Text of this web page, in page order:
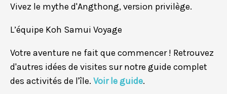
Vivez le mythe d'Angthong, version privilège.
L’équipe Koh Samui Voyage
Votre aventure ne fait que commencer ! Retrouvez
d'autres idées de visites sur notre guide complet
des activités de l'île. Voir le guide.